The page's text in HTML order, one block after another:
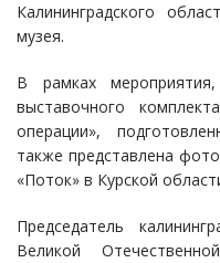
Калининградского
музея.
В рамках
выставочного
операции»,
также представлена
«Поток» в Курской
Председатель
Великой